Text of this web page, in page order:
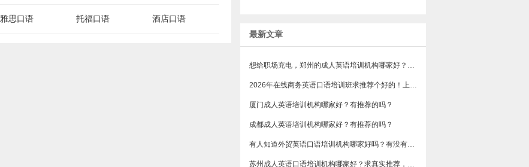
最新文章
想给职场充电，郑州的成人英语培训机构哪家好？求真实体验，广告勿扰，感谢！
2026年在线商务英语口语培训班求推荐个好的！上班族急需，哪家好？
厦门成人英语培训机构哪家好？有推荐的吗？
成都成人英语培训机构哪家好？有推荐的吗？
有人知道外贸英语口语培训机构哪家好吗？有没有排行榜参考一下？最好说下费用
苏州成人英语口语培训机构哪家好？求真实推荐，广告勿扰，谢谢！
雅思口语 托福口语 酒店口语